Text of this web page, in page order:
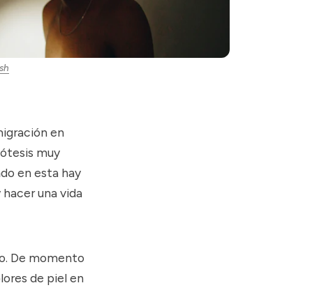
en
muy
en esta hay
una vida
De momento
de piel en